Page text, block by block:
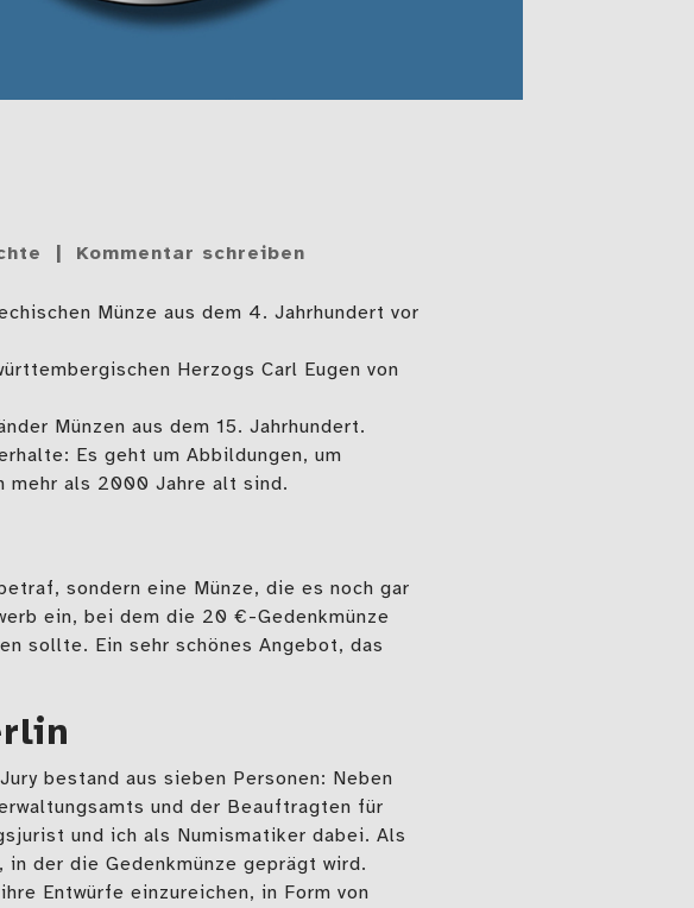
Kommentar schreiben
Münze aus dem 4. Jahrhundert vor
Herzogs Carl Eugen von
Münzen aus dem 15. Jahrhundert.
Es geht um Abbildungen, um
mehr als 2000 Jahre alt sind.
sondern eine Münze, die es noch gar
ein, bei dem die 20 €-Gedenkmünze
sollte. Ein sehr schönes Angebot, das
bestand aus sieben Personen: Neben
und der Beauftragten für
und ich als Numismatiker dabei. Als
der die Gedenkmünze geprägt wird.
Entwürfe einzureichen, in Form von